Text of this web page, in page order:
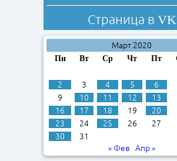
Страница в VK
Март 2020
Пн Вт Ср Чт Пт
2
3 4 5 6
9
10 11 12 13
16
17 18 19 20
23
24 25 26 27
30
31
« Фев
Апр »